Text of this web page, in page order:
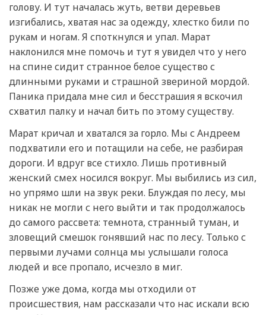
голову. И тут началась жуть, ветви деревьев
изгибались, хватая нас за одежду, хлестко били по
рукам и ногам. Я споткнулся и упал. Марат
наклонился мне помочь и тут я увидел что у него
на спине сидит странное белое существо с
длинными руками и страшной звериной мордой.
Паника придала мне сил и бесстрашия я вскочил
схватил палку и начал бить по этому существу.
Марат кричал и хватался за горло. Мы с Андреем
подхватили его и потащили на себе, не разбирая
дороги. И вдруг все стихло. Лишь противный
женский смех носился вокруг. Мы выбились из сил,
но упрямо шли на звук реки. Блуждая по лесу, мы
никак не могли с него выйти и так продолжалось
до самого рассвета: темнота, странный туман, и
зловещий смешок гонявший нас по лесу. Только с
первыми лучами солнца мы услышали голоса
людей и все пропало, исчезло в миг.
Позже уже дома, когда мы отходили от
происшествия, нам рассказали что нас искали всю